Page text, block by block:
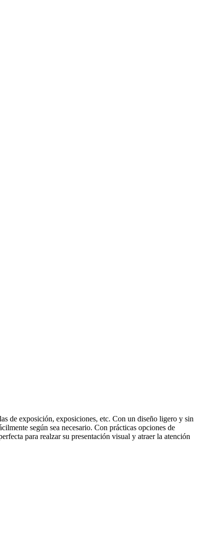
de exposición, exposiciones, etc. Con un diseño ligero y sin
según sea necesario. Con prácticas opciones de
para realzar su presentación visual y atraer la atención